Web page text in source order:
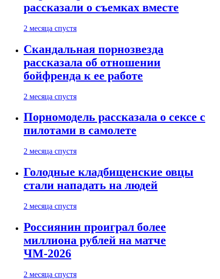
рассказали о съемках вместе
2 месяца спустя
Скандальная порнозвезда
рассказала об отношении
бойфренда к ее работе
2 месяца спустя
Порномодель рассказала о сексе с
пилотами в самолете
2 месяца спустя
Голодные кладбищенские овцы
стали нападать на людей
2 месяца спустя
Россиянин проиграл более
миллиона рублей на матче
ЧМ-2026
2 месяца спустя